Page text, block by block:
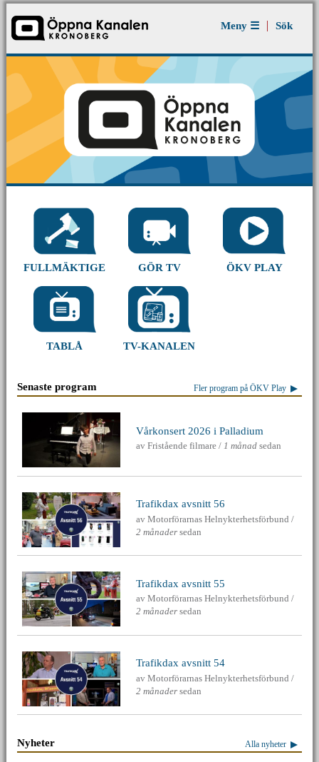
Meny ☰
Sök
Gör ditt eget program
84 800 potentiella lokala tittare att nå ut till
FULLMÄKTIGE GÖR TV ÖKV PLAY
TABLÅ TV-KANALEN
Senaste program Fler program på ÖKV Play
Vårkonsert 2026 i Palladium
avFristående filmare/1 månad sedan
Trafikdax avsnitt 56
avMotorförarnas Helnykterhetsförbund/
2 månader sedan
Trafikdax avsnitt 55
avMotorförarnas Helnykterhetsförbund/
2 månader sedan
Trafikdax avsnitt 54
avMotorförarnas Helnykterhetsförbund/
2 månader sedan
Nyheter Alla nyheter